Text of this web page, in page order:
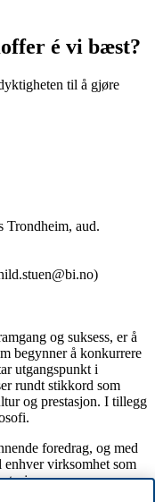
é vi bæst?
til å gjøre
Trondheim, aud.
og suksess, er å
begynner å konkurrere
utgangspunkt i
rundt stikkord som
og prestasjon. I tillegg
foredrag, og med
virksomhet som